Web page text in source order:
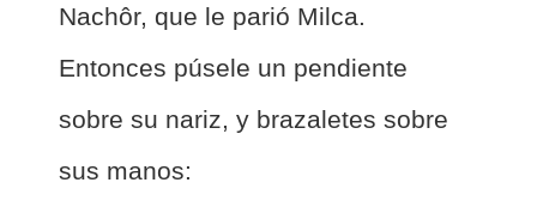
Nachôr, que le parió Milca.
Entonces púsele un pendiente
sobre su nariz, y brazaletes sobre
sus manos: